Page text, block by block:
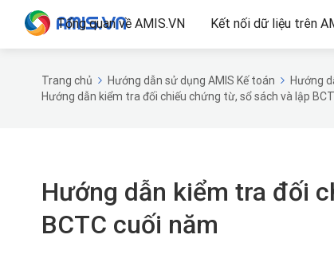
Tổng quan về AMIS.VN Kết nối dữ liệu trên
Trang chủ Hướng dẫn sử dụng AMIS Kế toán
Hướng
Hướng dẫn kiểm tra đối chiếu chứng từ, sổ sách và lập
Hướng dẫn kiểm tra đối
BCTC cuối năm